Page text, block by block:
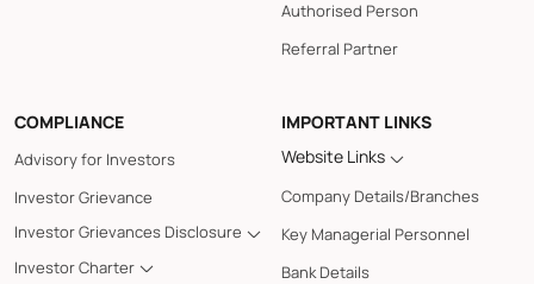
Authorised Person
Referral Partner
COMPLIANCE
Advisory for Investors
Investor Grievance
Investor Grievances Disclosure
Investor Charter
IMPORTANT LINKS
Website Links
Company Details/Branches
Key Managerial Personnel
Bank Details